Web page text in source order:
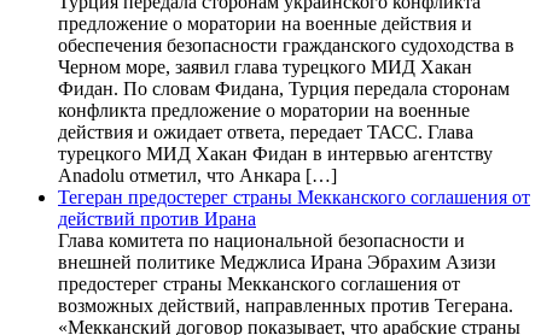
предложение о моратории на военные действия и
обеспечения безопасности гражданского судоходства в
Черном море, заявил глава турецкого МИД Хакан
Фидан. По словам Фидана, Турция передала сторонам
конфликта предложение о моратории на военные
действия и ожидает ответа, передает ТАСС. Глава
турецкого МИД Хакан Фидан в интервью агентству
Anadolu отметил, что Анкара […]
Тегеран предостерег страны Мекканского соглашения от
действий против Ирана
Глава комитета по национальной безопасности и
внешней политике Меджлиса Ирана Эбрахим Азизи
предостерег страны Мекканского соглашения от
возможных действий, направленных против Тегерана.
«Мекканский договор показывает, что арабские страны